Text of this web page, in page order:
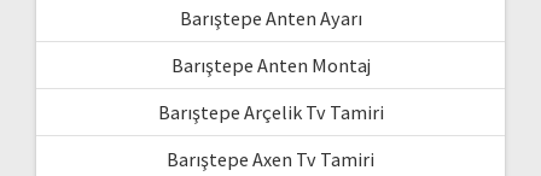
Barıştepe Anten Ayarı
Barıştepe Anten Montaj
Barıştepe Arçelik Tv Tamiri
Barıştepe Axen Tv Tamiri